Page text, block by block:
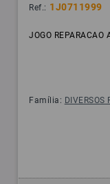
Ref.: 1J0711999
JOGO REPARACAO
Família: DIVERSOS